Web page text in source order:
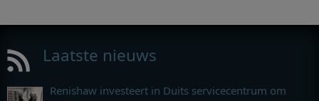
Laatste nieuws
Renishaw investeert in Duits servicecentrum om